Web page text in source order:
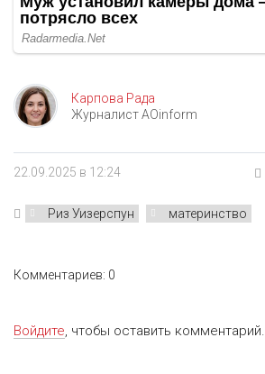
Карпова Рада
Журналист AOinform
22.09.2025 в 12:24
Риз Уизерспун материнство
Комментариев: 0
Войдите, чтобы оставить комментарий.